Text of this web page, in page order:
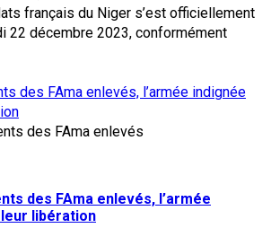
français du Niger s’est officiellement
22 décembre 2023, conformément
des FAma enlevés, l’armée indignée
des FAma enlevés, l’armée
libération